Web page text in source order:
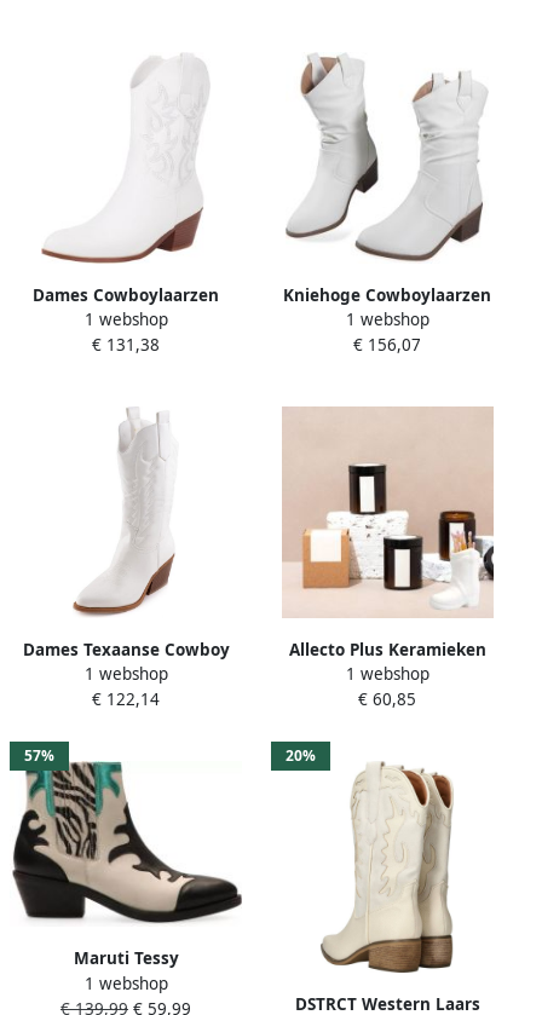
Dames Cowboylaarzen
Westers Geborduurd
Midden Kuit Houten Hak
1 webshop
€ 131,38
Kniehoge Cowboylaarzen
voor Vrouwen Comfortabele
en Modieuze Cowgirl
1 webshop
€ 156,07
Dames Texaanse Cowboy
Laarzen met Hak
1 webshop
€ 122,14
Allecto Plus Keramieken
cow boot luciferhouder
Decoratief accessoire voor
Vuursteenhouder
Interieurdecoratie
1 webshop
€ 60,85
57%
Maruti Tessy
Cowboylaarzen Offwhite
Black Offwhite Aqua Zebr
1 webshop
€ 139,99 € 59,99
20%
DSTRCT Western Laars